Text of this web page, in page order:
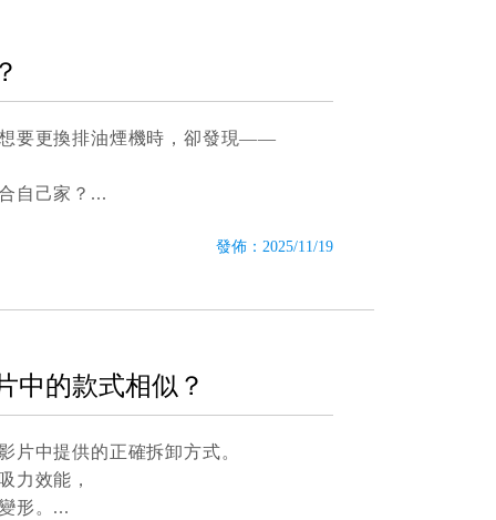
發佈：2025/11/19
要更換排油煙機時，卻發現——
自己家？
中的款式相似？
片中提供的正確拆卸方式。
力效能，
形。